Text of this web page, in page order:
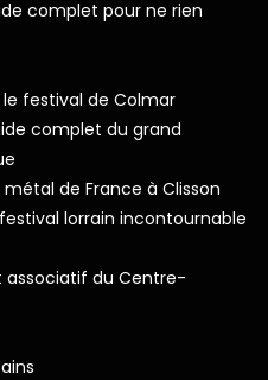
complet pour ne rien
le festival de Colmar
complet du grand
de France à Clisson
lorrain incontournable
associatif du Centre-